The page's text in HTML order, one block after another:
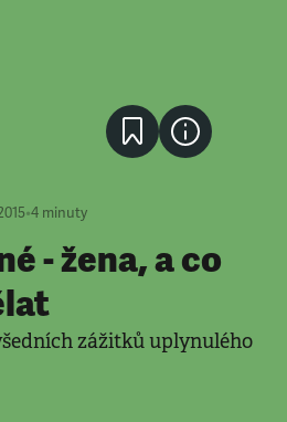
•4 minuty
- žena, a co
zážitků uplynulého